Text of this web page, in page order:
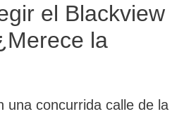
el Blackview
la
una concurrida calle de la